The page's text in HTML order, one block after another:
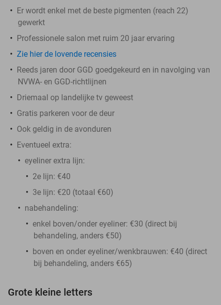
Er wordt enkel met de beste pigmenten (reach 22)
gewerkt
Professionele salon met ruim 20 jaar ervaring
Zie hier de lovende recensies
Reeds jaren door GGD goedgekeurd en in navolging van
NVWA- en GGD-richtlijnen
Driemaal op landelijke tv geweest
Gratis parkeren voor de deur
Ook geldig in de avonduren
Eventueel extra:
eyeliner extra lijn:
2e lijn: €40
3e lijn: €20 (totaal €60)
nabehandeling:
enkel boven/onder eyeliner: €30 (direct bij
behandeling, anders €50)
boven en onder eyeliner/wenkbrauwen: €40 (direct
bij behandeling, anders €65)
Grote kleine letters